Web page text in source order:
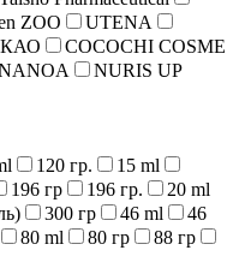
ZOO
UTENA
КАО
COCOCHI COSME
NURIS UP
120 гр.
15 ml
196 гр 196 гр.
20 ml
300 гр 46 ml
46
80 ml 80 гр
88 гр